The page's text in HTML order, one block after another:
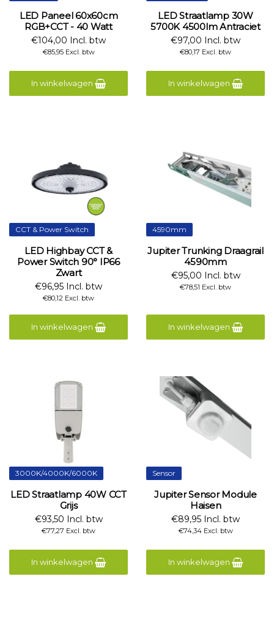
LED Paneel 60x60cm
RGB+CCT - 40 Watt
€104,00 Incl. btw
€85,95 Excl. btw
In winkelwagen
LED Straatlamp 30W
5700K 4500lm Antraciet
€97,00 Incl. btw
€80,17 Excl. btw
In winkelwagen
CCT & Power Switch
LED Highbay CCT &
Power Switch 90° IP66
Zwart
€96,95 Incl. btw
€80,12 Excl. btw
In winkelwagen
4590mm
Jupiter Trunking Draagrail
4590mm
€95,00 Incl. btw
€78,51 Excl. btw
In winkelwagen
3000K/4000K/6000K
LED Straatlamp 40W CCT
Grijs
€93,50 Incl. btw
€77,27 Excl. btw
In winkelwagen
Sensor
Jupiter Sensor Module
Haisen
€89,95 Incl. btw
€74,34 Excl. btw
In winkelwagen